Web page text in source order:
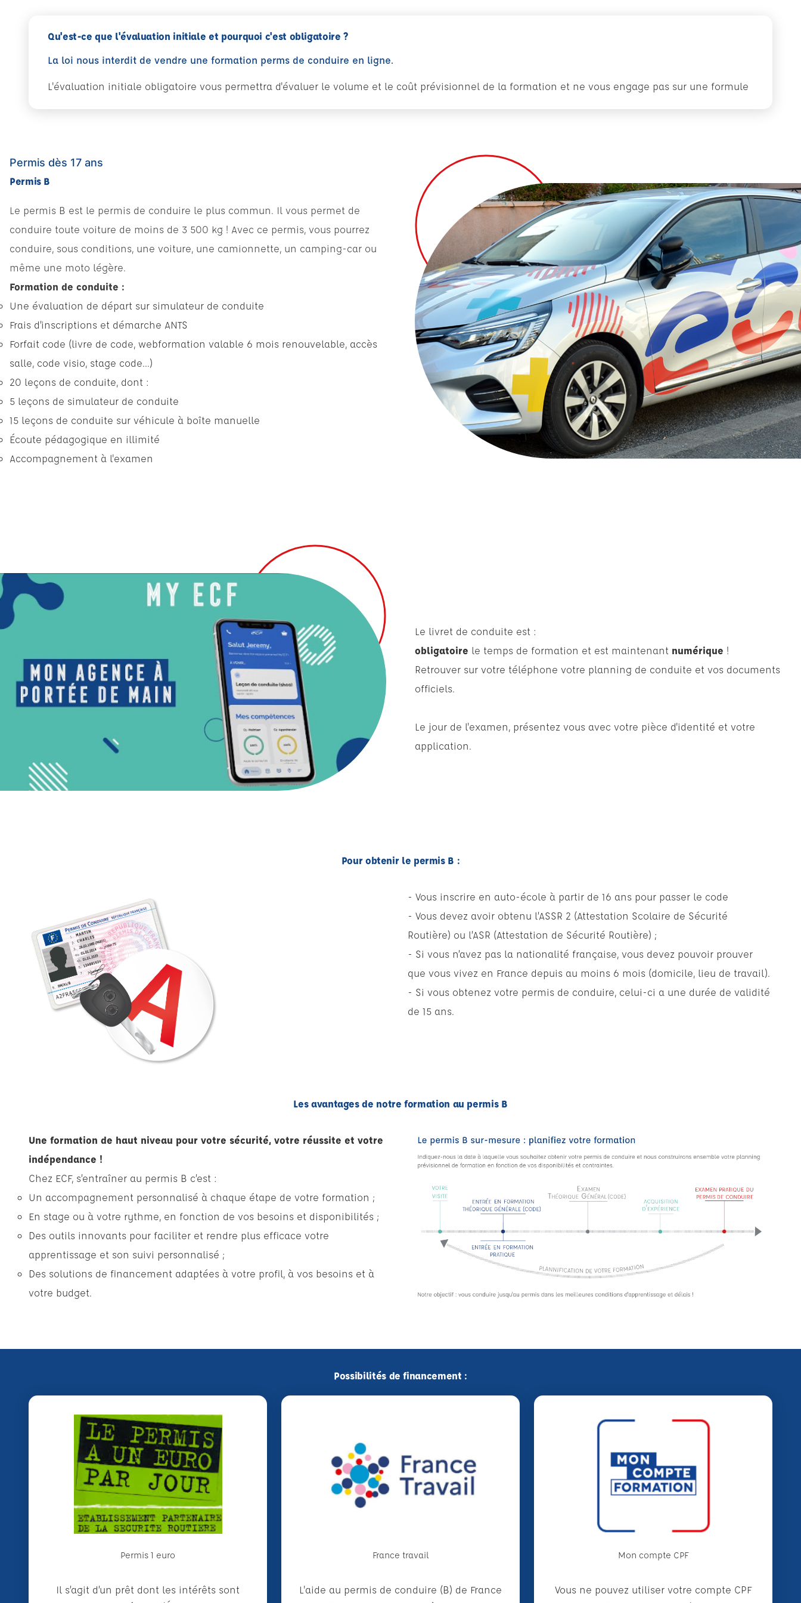
Qu'est-ce que l'évaluation initiale et pourquoi c'est obligatoire ?
La loi nous interdit de vendre une formation perms de conduire en ligne.
L'évaluation initiale obligatoire vous permettra d'évaluer le volume et le coût prévisionnel de la formation et ne vous engage pas sur une formule
Permis dès 17 ans
Permis B
Le permis B est le permis de conduire le plus commun. Il vous permet de
conduire toute voiture de moins de 3 500 kg ! Avec ce permis, vous pourrez
conduire, sous conditions, une voiture, une camionnette, un camping-car ou
même une moto légère.
Formation de conduite :
Une évaluation de départ sur simulateur de conduite
Frais d’inscriptions et démarche ANTS
Forfait code (livre de code, webformation valable 6 mois renouvelable, accès
salle, code visio, stage code...)
20 leçons de conduite, dont :
5 leçons de simulateur de conduite
15 leçons de conduite sur véhicule à boîte manuelle
Écoute pédagogique en illimité
Accompagnement à l'examen
Le livret de conduite est :
obligatoire le temps de formation et est maintenant numérique !
Retrouver sur votre téléphone votre planning de conduite et vos documents
officiels.
Le jour de l'examen, présentez vous avec votre pièce d'identité et votre
application.
Pour obtenir le permis B :
- Vous inscrire en auto-école à partir de 16 ans pour passer le code
- Vous devez avoir obtenu l’ASSR 2 (Attestation Scolaire de Sécurité
Routière) ou l’ASR (Attestation de Sécurité Routière) ;
- Si vous n’avez pas la nationalité française, vous devez pouvoir prouver
que vous vivez en France depuis au moins 6 mois (domicile, lieu de travail).
- Si vous obtenez votre permis de conduire, celui-ci a une durée de validité
de 15 ans.
Les avantages de notre formation au permis B
Une formation de haut niveau pour votre sécurité, votre réussite et votre
indépendance !
Chez ECF, s’entraîner au permis B c’est :
Un accompagnement personnalisé à chaque étape de votre formation ;
En stage ou à votre rythme, en fonction de vos besoins et disponibilités ;
Des outils innovants pour faciliter et rendre plus efficace votre
apprentissage et son suivi personnalisé ;
Des solutions de financement adaptées à votre profil, à vos besoins et à
votre budget.
Possibilités de financement :
Permis 1 euro
Il s’agit d’un prêt dont les intérêts sont
France travail
L'aide au permis de conduire (B) de France
Mon compte CPF
Vous ne pouvez utiliser votre compte CPF